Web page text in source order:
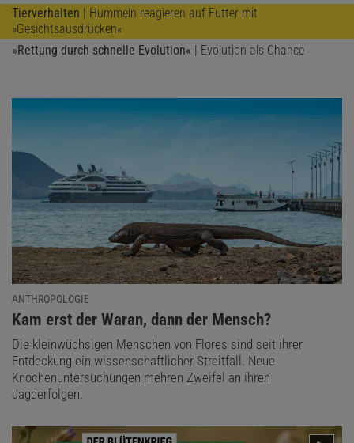
Tierverhalten | Hummeln reagieren auf Futter mit
»Gesichtsausdrücken«
»Rettung durch schnelle Evolution« | Evolution als Chance
ANTHROPOLOGIE
:
Kam erst der Waran, dann der Mensch?
Die kleinwüchsigen Menschen von Flores sind seit ihrer
Entdeckung ein wissenschaftlicher Streitfall. Neue
Knochenuntersuchungen mehren Zweifel an ihren
Jagderfolgen.